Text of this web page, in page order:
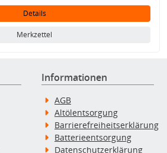
Details
Merkzettel
Informationen
AGB
Altölentsorgung
Barrierefreiheitserklärung
Batterieentsorgung
Datenschutzerklärung